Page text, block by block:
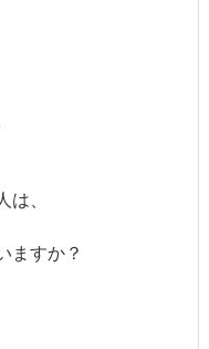
は、
ますか？